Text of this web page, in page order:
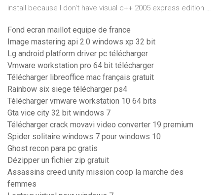
install because I don't have visual c++ 2005 express edition …
Fond ecran maillot equipe de france
Image mastering api 2.0 windows xp 32 bit
Lg android platform driver pc télécharger
Vmware workstation pro 64 bit télécharger
Télécharger libreoffice mac français gratuit
Rainbow six siege télécharger ps4
Télécharger vmware workstation 10 64 bits
Gta vice city 32 bit windows 7
Télécharger crack movavi video converter 19 premium
Spider solitaire windows 7 pour windows 10
Ghost recon para pc gratis
Dézipper un fichier zip gratuit
Assassins creed unity mission coop la marche des
femmes